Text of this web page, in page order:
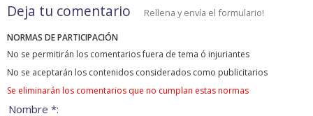
Deja tu comentario Rellena y envía el formulario!
NORMAS DE PARTICIPACIÓN
No se permitirán los comentarios fuera de tema ó injuriantes
No se aceptarán los contenidos considerados como publicitarios
Se eliminarán los comentarios que no cumplan estas normas
Nombre *: